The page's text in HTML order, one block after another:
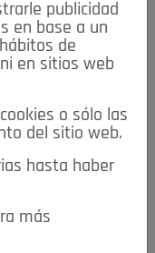
esta
CONTACTO
publicidad
en base a un
de
en sitios web
o sólo las
del sitio web.
hasta haber
más